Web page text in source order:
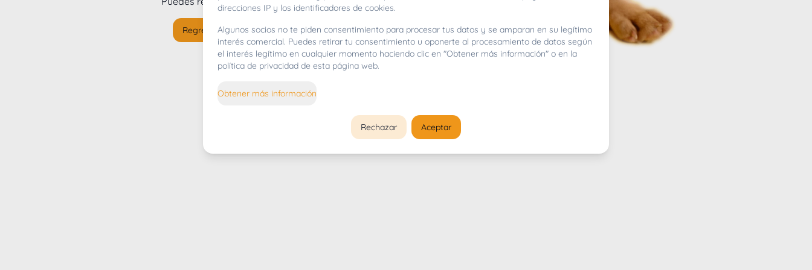
Regresar al inicio
direcciones IP y los identificadores de cookies.
Algunos socios no te piden consentimiento para procesar tus datos y se amparan en su legítimo
interés comercial. Puedes retirar tu consentimiento u oponerte al procesamiento de datos según
el interés legítimo en cualquier momento haciendo clic en "Obtener más información" o en la
política de privacidad de esta página web.
Obtener más información
Rechazar Aceptar